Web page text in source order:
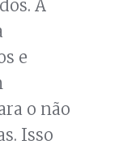
A
e
o não
Isso